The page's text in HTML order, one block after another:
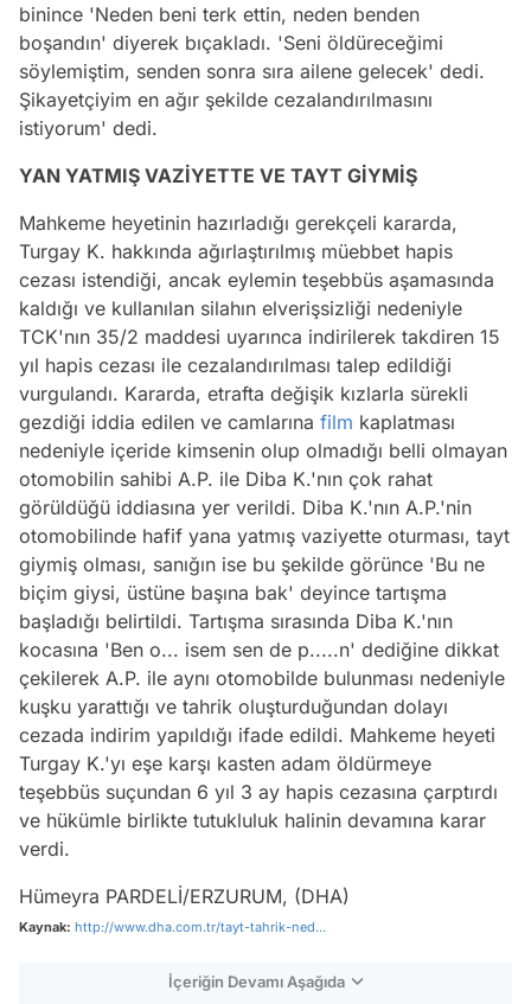
binince 'Neden beni terk ettin, neden benden
boşandın' diyerek bıçakladı. 'Seni öldüreceğimi
söylemiştim, senden sonra sıra ailene gelecek' dedi.
Şikayetçiyim en ağır şekilde cezalandırılmasını
istiyorum' dedi.
YAN YATMIŞ VAZİYETTE VE TAYT GİYMİŞ
Mahkeme heyetinin hazırladığı gerekçeli kararda,
Turgay K. hakkında ağırlaştırılmış müebbet hapis
cezası istendiği, ancak eylemin teşebbüs aşamasında
kaldığı ve kullanılan silahın elverişsizliği nedeniyle
TCK'nın 35/2 maddesi uyarınca indirilerek takdiren 15
yıl hapis cezası ile cezalandırılması talep edildiği
vurgulandı. Kararda, etrafta değişik kızlarla sürekli
gezdiği iddia edilen ve camlarına film kaplatması
nedeniyle içeride kimsenin olup olmadığı belli olmayan
otomobilin sahibi A.P. ile Diba K.'nın çok rahat
görüldüğü iddiasına yer verildi. Diba K.'nın A.P.'nin
otomobilinde hafif yana yatmış vaziyette oturması, tayt
giymiş olması, sanığın ise bu şekilde görünce 'Bu ne
biçim giysi, üstüne başına bak' deyince tartışma
başladığı belirtildi. Tartışma sırasında Diba K.'nın
kocasına 'Ben o... isem sen de p.....n' dediğine dikkat
çekilerek A.P. ile aynı otomobilde bulunması nedeniyle
kuşku yarattığı ve tahrik oluşturduğundan dolayı
cezada indirim yapıldığı ifade edildi. Mahkeme heyeti
Turgay K.'yı eşe karşı kasten adam öldürmeye
teşebbüs suçundan 6 yıl 3 ay hapis cezasına çarptırdı
ve hükümle birlikte tutukluluk halinin devamına karar
verdi.
Hümeyra PARDELİ/ERZURUM, (DHA)
Kaynak: http://www.dha.com.tr/tayt-tahrik-ned...
İçeriğin Devamı Aşağıda